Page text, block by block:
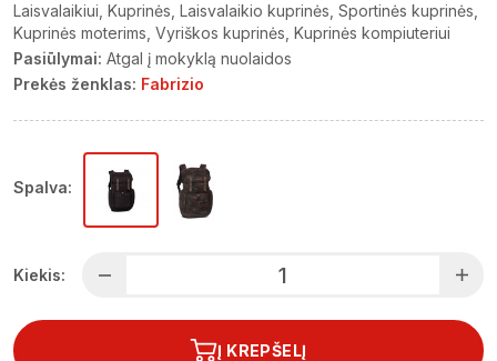
Laisvalaikiui Kuprinės Laisvalaikio kuprinės Sportinės kuprinės
Kuprinės moterims Vyriškos kuprinės Kuprinės kompiuteriui
Pasiūlymai: Atgal į mokyklą nuolaidos
Prekės ženklas: Fabrizio
Spalva:
Kiekis:
Į KREPŠELĮ